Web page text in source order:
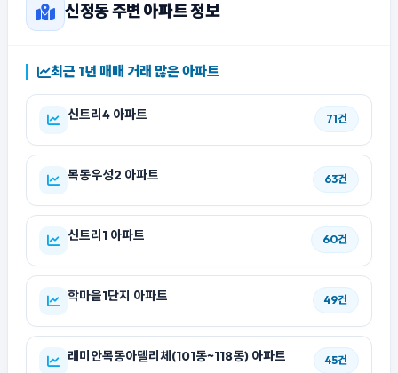
신정동 주변 아파트 정보
최근 1년 매매 거래 많은 아파트
신트리4 아파트 71건
목동우성2 아파트 63건
신트리1 아파트 60건
학마을1단지 아파트 49건
래미안목동아델리체(101동~118동) 아파트 45건